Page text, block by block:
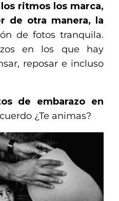
ritmos los marca,
de otra manera, la
de fotos tranquila.
en los que hay
reposar e incluso
de embarazo en
¿Te animas?